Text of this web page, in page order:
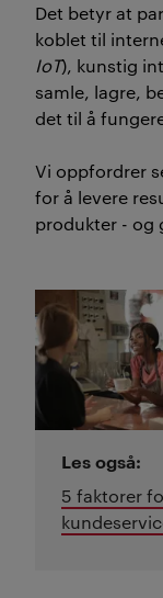
Det betyr at
koblet til
IoT), kunstig
samle, lagre,
det til å
Vi oppfordrer
for å levere
produkter - og
Les også:
5 faktorer